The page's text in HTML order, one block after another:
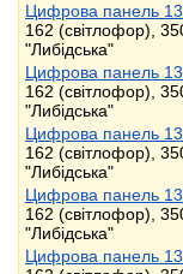
Цифрова панель
162 (світлофор),
"Либідська"
Цифрова панель
162 (світлофор),
"Либідська"
Цифрова панель
162 (світлофор),
"Либідська"
Цифрова панель
162 (світлофор),
"Либідська"
Цифрова панель